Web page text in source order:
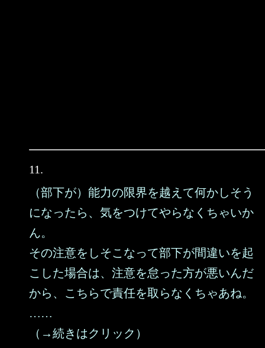
11.
（部下が）能力の限界を越えて何かしそう
になったら、気をつけてやらなくちゃいか
ん。
その注意をしそこなって部下が間違いを起
こした場合は、注意を怠った方が悪いんだ
から、こちらで責任を取らなくちゃあね。
……
（→続きはクリック）